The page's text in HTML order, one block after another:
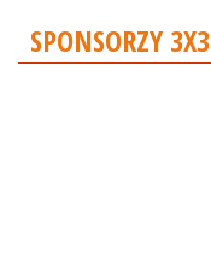
SPONSORZY 3X3